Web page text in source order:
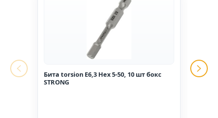
Бита torsion E6,3 Hex 5-50, 10 шт бокс
STRONG